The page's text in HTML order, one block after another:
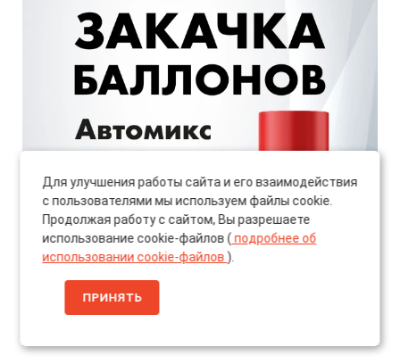
Для улучшения работы сайта и его взаимодействия
с пользователями мы используем файлы cookie.
Продолжая работу с сайтом, Вы разрешаете
использование cookie-файлов ( подробнее об
использовании cookie-файлов ).
ПРИНЯТЬ